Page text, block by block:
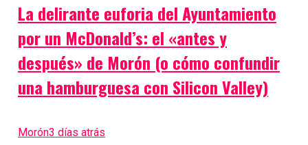
La delirante euforia del Ayuntamiento
por un McDonald’s: el «antes y
después» de Morón (o cómo confundir
una hamburguesa con Silicon Valley)
Morón3 días atrás